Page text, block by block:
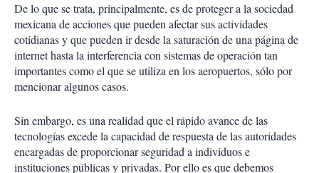
De lo que se trata, principalmente, es de proteger a la sociedad
mexicana de acciones que pueden afectar sus actividades
cotidianas y que pueden ir desde la saturación de una página de
internet hasta la interferencia con sistemas de operación tan
importantes como el que se utiliza en los aeropuertos, sólo por
mencionar algunos casos.
Sin embargo, es una realidad que el rápido avance de las
tecnologías excede la capacidad de respuesta de las autoridades
encargadas de proporcionar seguridad a individuos e
instituciones públicas y privadas. Por ello es que debemos